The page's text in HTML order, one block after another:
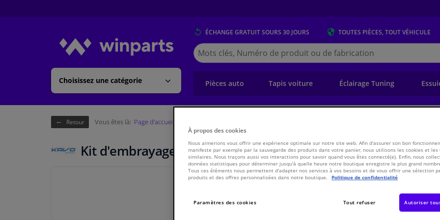
Choisissez une catégorie
ÉCHANGE GRATUITSOURS 30 JOURS TOUTES PIÈCES, TOUT VÉHICULE
Chercher
Winparts.be
(Wallonie)
Pièces auto Tapis voiture Éclairage Tuning
Retour Vous êtes là: Page d’accueil
Kit d'embrayage CP-2078 Kavo parts
€ 223,
Voir les
À propos des cookies
Nous aimerions vous offrir une expérience optimale sur notre site web. Afin d'assurer son bon
manifeste par exemple par la sauvegarde des produits dans votre panier, nous utilisons les cookies et les
similaires. Nous traçons aussi vos interactions pour savoir quand vous êtes connecté(e). Enfin, nous
données statistiques pour déterminer jusqu'à quelle heure notre boutique enregistre le plus grand
Tous ces éléments nous permettent d'adapter nos services à vos besoins et de vous offrir une sélection
produits et des offres personnalisées dans notre boutique.
Politique de confidentialité
Paramètres des cookies Tout refuser Autoriser